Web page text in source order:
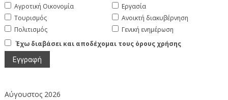
Αγροτική Οικονομία
Τουρισμός
Πολιτισμός
Εργασία
Ανοικτή διακυβέρνηση
Γενική ενημέρωση
Έχω διαβάσει και αποδέχομαι τους όρους χρήσης
Αύγουστος 2026